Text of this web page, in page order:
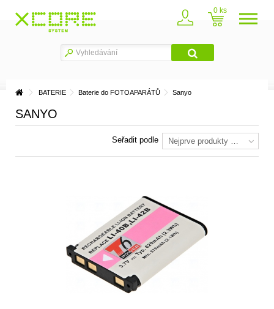
0
BATERIE Baterie do FOTOAPARÁTŮ Sanyo
SANYO
Seřadit podle Nejprve produkty skladem